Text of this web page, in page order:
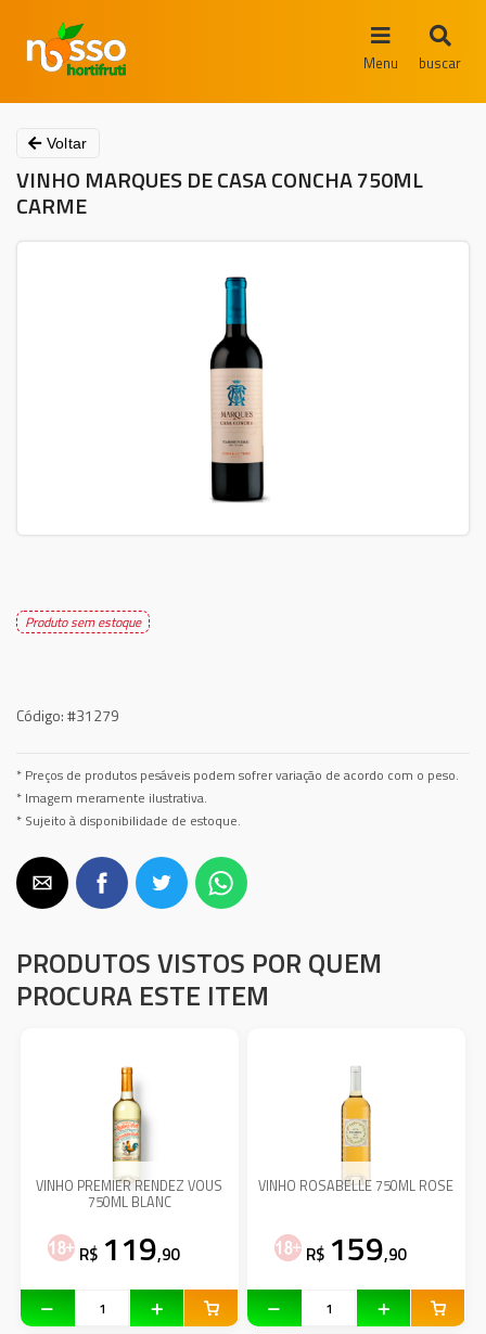
Menu buscar
Voltar
VINHO MARQUES DE CASA CONCHA 750ML
CARME
Produto sem estoque
Código:#31279
* Preços de produtos pesáveis podem sofrer variação de acordo com o peso.
* Imagem meramente ilustrativa.
* Sujeito à disponibilidade de estoque.
PRODUTOS VISTOS POR QUEM
PROCURA ESTE ITEM
VINHO PREMIER RENDEZ VOUS
750ML BLANC
R$ 119,90
VINHO ROSABELLE 750ML ROSE
R$ 159,90